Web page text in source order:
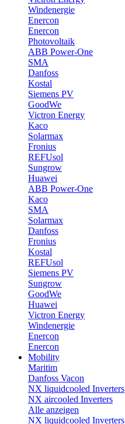
Windenergie
Enercon
Enercon
Photovoltaik
ABB Power-One
SMA
Danfoss
Kostal
Siemens PV
GoodWe
Victron Energy
Kaco
Solarmax
Fronius
REFUsol
Sungrow
Huawei
ABB Power-One
Kaco
SMA
Solarmax
Danfoss
Fronius
Kostal
REFUsol
Siemens PV
Sungrow
GoodWe
Huawei
Victron Energy
Windenergie
Enercon
Enercon
Mobility
Maritim
Danfoss Vacon
NX liquidcooled Inverters
NX aircooled Inverters
Alle anzeigen
NX liquidcooled Inverters